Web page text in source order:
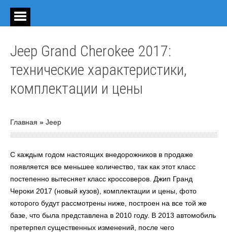
Jeep Grand Cherokee 2017:
технические характеристики,
комплектации и цены
Главная » Jeep
С каждым годом настоящих внедорожников в продаже
появляется все меньшее количество, так как этот класс
постепенно вытесняет класс кроссоверов. Джип Гранд
Чероки 2017 (новый кузов), комплектации и цены, фото
которого будут рассмотрены ниже, построен на все той же
базе, что была представлена в 2010 году. В 2013 автомобиль
претерпел существенных изменений, после чего